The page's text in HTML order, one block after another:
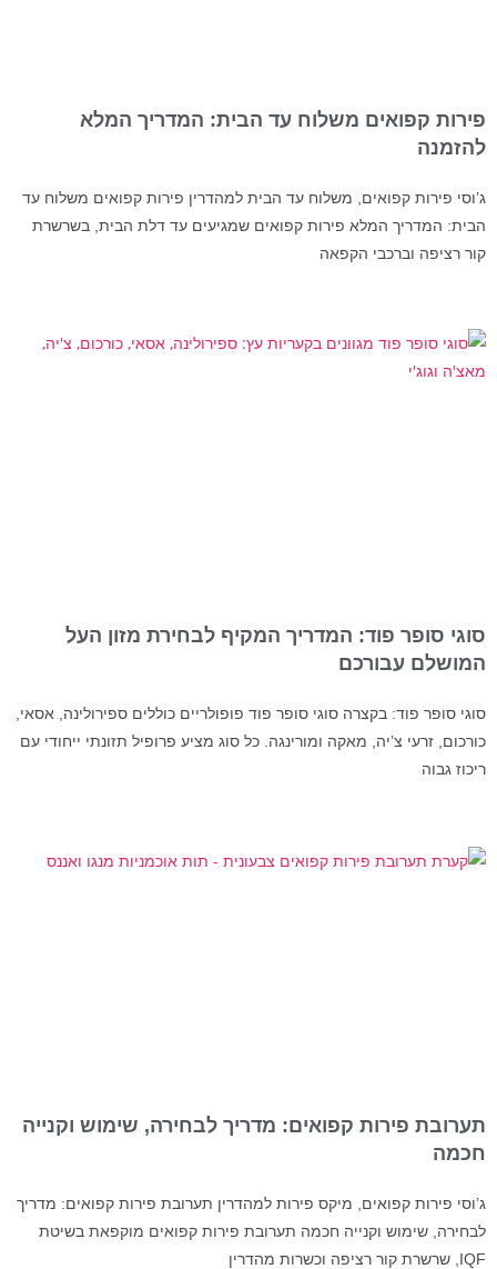
פירות קפואים משלוח עד הבית: המדריך המלא
להזמנה
ג’וסי פירות קפואים, משלוח עד הבית למהדרין פירות קפואים משלוח עד
הבית: המדריך המלא פירות קפואים שמגיעים עד דלת הבית, בשרשרת
קור רציפה וברכבי הקפאה
סוגי סופר פוד: המדריך המקיף לבחירת מזון העל
המושלם עבורכם
סוגי סופר פוד: בקצרה סוגי סופר פוד פופולריים כוללים ספירולינה, אסאי,
כורכום, זרעי צ’יה, מאקה ומורינגה. כל סוג מציע פרופיל תזונתי ייחודי עם
ריכוז גבוה
תערובת פירות קפואים: מדריך לבחירה, שימוש וקנייה
חכמה
ג’וסי פירות קפואים, מיקס פירות למהדרין תערובת פירות קפואים: מדריך
לבחירה, שימוש וקנייה חכמה תערובת פירות קפואים מוקפאת בשיטת
IQF, שרשרת קור רציפה וכשרות מהדרין